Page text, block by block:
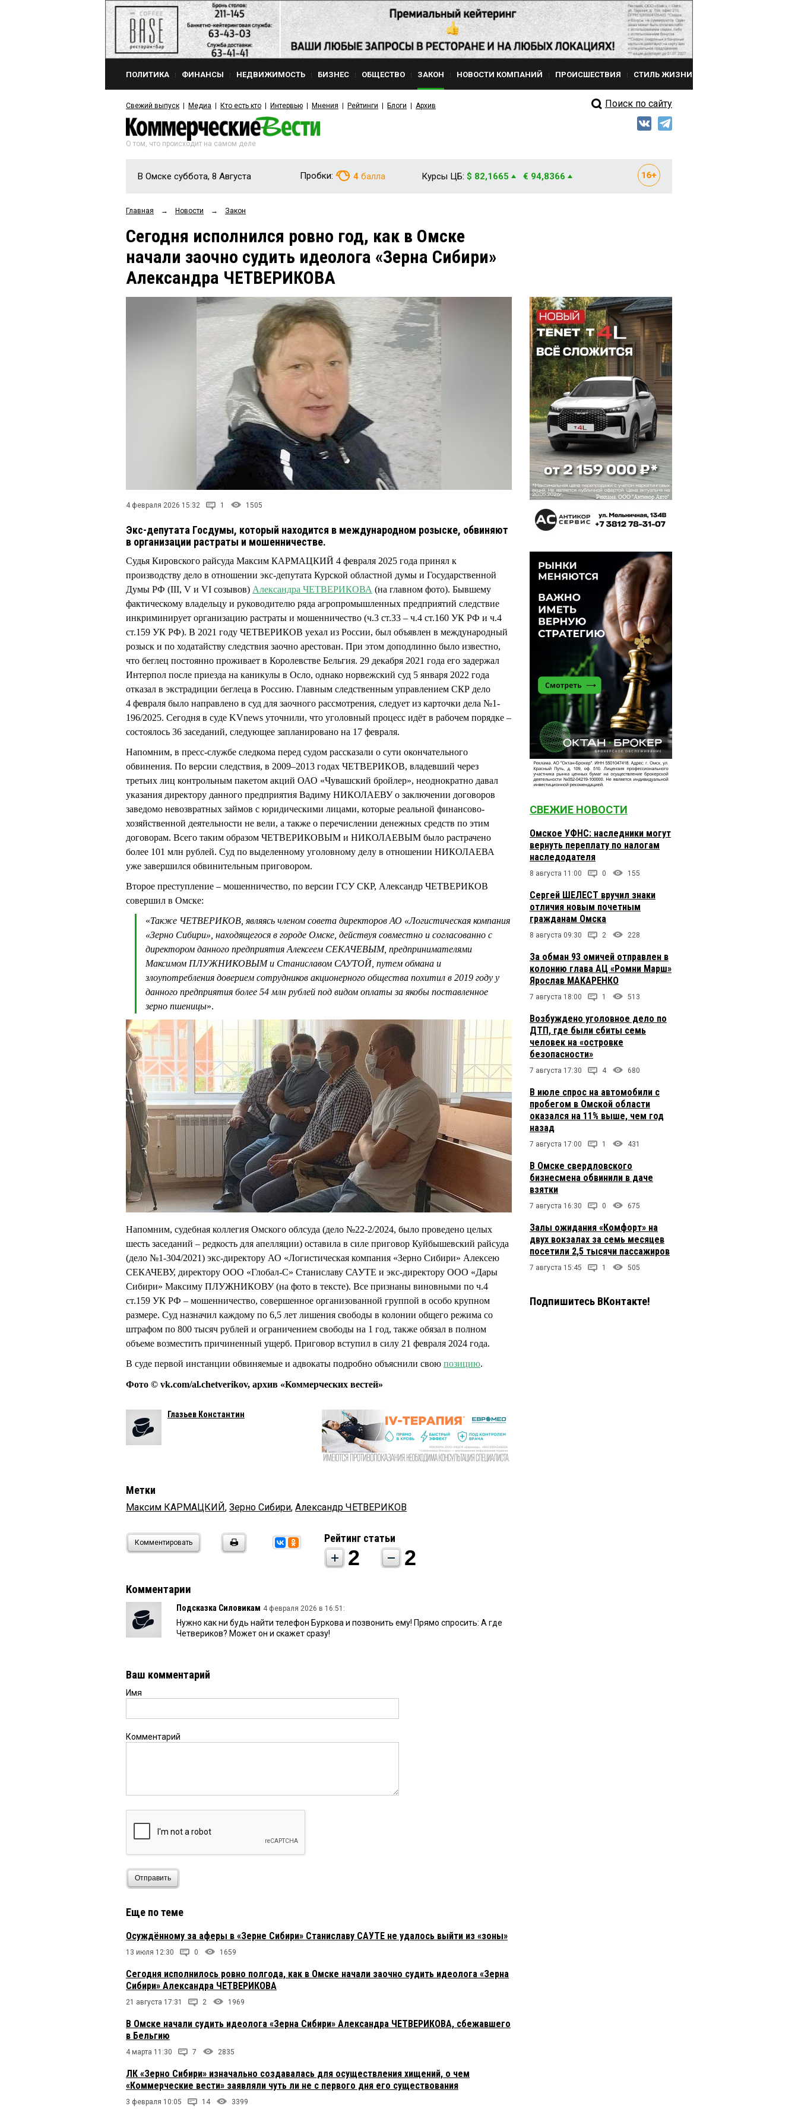
ПОЛИТИКА ФИНАНСЫ НЕДВИЖИМОСТЬ БИЗНЕС ОБЩЕСТВО ЗАКОН НОВОСТИ КОМПАНИЙ ПРОИСШЕСТВИЯ СТИЛЬ ЖИЗНИ
Свежий выпуск Медиа Кто есть кто Интервью Мнения Рейтинги Блоги Архив Поиск по сайту
О том, что происходит на самом деле
В Омске суббота, 8 Августа Пробки: 4 балла Курсы ЦБ: $ 82,1665 € 94,8366
Главная → Новости → Закон
Сегодня исполнился ровно год, как в Омске
начали заочно судить идеолога «Зерна Сибири»
Александра ЧЕТВЕРИКОВА
4 февраля 2026 15:32 1 1505
Экс-депутата Госдумы, который находится в международном розыске, обвиняют
в организации растраты и мошенничестве.
Судья Кировского райсуда Максим КАРМАЦКИЙ 4 февраля 2025 года принял к
производству дело в отношении экс-депутата Курской областной думы и Государственной
Думы РФ (III, V и VI созывов) Александра ЧЕТВЕРИКОВА (на главном фото). Бывшему
фактическому владельцу и руководителю ряда агропромышленных предприятий следствие
инкриминирует организацию растраты и мошенничество (ч.3 ст.33 – ч.4 ст.160 УК РФ и ч.4
ст.159 УК РФ). В 2021 году ЧЕТВЕРИКОВ уехал из России, был объявлен в международный
розыск и по ходатайству следствия заочно арестован. При этом доподлинно было известно,
что беглец постоянно проживает в Королевстве Бельгия. 29 декабря 2021 года его задержал
Интерпол после приезда на каникулы в Осло, однако норвежский суд 5 января 2022 года
отказал в экстрадиции беглеца в Россию. Главным следственным управлением СКР дело
4 февраля было направлено в суд для заочного рассмотрения, следует из карточки дела №1-
196/2025. Сегодня в суде KVnews уточнили, что уголовный процесс идёт в рабочем порядке –
состоялось 36 заседаний, следующее запланировано на 17 февраля.
Напомним, в пресс-службе следкома перед судом рассказали о сути окончательного
обвинения. По версии следствия, в 2009–2013 годах ЧЕТВЕРИКОВ, владевший через
третьих лиц контрольным пакетом акций ОАО «Чувашский бройлер», неоднократно давал
указания директору данного предприятия Вадиму НИКОЛАЕВУ о заключении договоров
заведомо невозвратных займов с юридическими лицами, которые реальной финансово-
хозяйственной деятельности не вели, а также о перечислении денежных средств по этим
договорам. Всего таким образом ЧЕТВЕРИКОВЫМ и НИКОЛАЕВЫМ было растрачено
более 101 млн рублей. Суд по выделенному уголовному делу в отношении НИКОЛАЕВА
уже завершился обвинительным приговором.
Второе преступление – мошенничество, по версии ГСУ СКР, Александр ЧЕТВЕРИКОВ
совершил в Омске:
«Также ЧЕТВЕРИКОВ, являясь членом совета директоров АО «Логистическая компания
«Зерно Сибири», находящегося в городе Омске, действуя совместно и согласованно с
директором данного предприятия Алексеем СЕКАЧЕВЫМ, предпринимателями
Максимом ПЛУЖНИКОВЫМ и Станиславом САУТОЙ, путем обмана и
злоупотребления доверием сотрудников акционерного общества похитил в 2019 году у
данного предприятия более 54 млн рублей под видом оплаты за якобы поставленное
зерно пшеницы».
Напомним, судебная коллегия Омского облсуда (дело №22-2/2024, было проведено целых
шесть заседаний – редкость для апелляции) оставила в силе приговор Куйбышевский райсуда
(дело №1-304/2021) экс-директору АО «Логистическая компания «Зерно Сибири» Алексею
СЕКАЧЕВУ, директору ООО «Глобал-С» Станиславу САУТЕ и экс-директору ООО «Дары
Сибири» Максиму ПЛУЖНИКОВУ (на фото в тексте). Все признаны виновными по ч.4
ст.159 УК РФ – мошенничество, совершенное организованной группой в особо крупном
размере. Суд назначил каждому по 6,5 лет лишения свободы в колонии общего режима со
штрафом по 800 тысяч рублей и ограничением свободы на 1 год, также обязал в полном
объеме возместить причиненный ущерб. Приговор вступил в силу 21 февраля 2024 года.
В суде первой инстанции обвиняемые и адвокаты подробно объяснили свою позицию.
Фото © vk.com/al.chetverikov, архив «Коммерческих вестей»
Глазьев Константин
Метки
Максим КАРМАЦКИЙ, Зерно Сибири, Александр ЧЕТВЕРИКОВ
Комментировать Рейтинг статьи
2 2
Комментарии
Подсказка Силовикам 4 февраля 2026 в 16:51:
Нужно как ни будь найти телефон Буркова и позвонить ему! Прямо спросить: А где
Четвериков? Может он и скажет сразу!
Ваш комментарий
Имя
Комментарий
Отправить
Еще по теме
Осуждённому за аферы в «Зерне Сибири» Станиславу САУТЕ не удалось выйти из «зоны»
13 июля 12:30 0 1659
Сегодня исполнилось ровно полгода, как в Омске начали заочно судить идеолога «Зерна
Сибири» Александра ЧЕТВЕРИКОВА
21 августа 17:31 2 1969
В Омске начали судить идеолога «Зерна Сибири» Александра ЧЕТВЕРИКОВА, сбежавшего
в Бельгию
4 марта 11:30 7 2835
ЛК «Зерно Сибири» изначально создавалась для осуществления хищений, о чем
«Коммерческие вести» заявляли чуть ли не с первого дня его существования
3 февраля 10:05 14 3399
СВЕЖИЕ НОВОСТИ
Омское УФНС: наследники могут
вернуть переплату по налогам
наследодателя
8 августа 11:00 0 155
Сергей ШЕЛЕСТ вручил знаки
отличия новым почетным
гражданам Омска
8 августа 09:30 2 228
За обман 93 омичей отправлен в
колонию глава АЦ «Ромни Марш»
Ярослав МАКАРЕНКО
7 августа 18:00 1 513
Возбуждено уголовное дело по
ДТП, где были сбиты семь
человек на «островке
безопасности»
7 августа 17:30 4 680
В июле спрос на автомобили с
пробегом в Омской области
оказался на 11% выше, чем год
назад
7 августа 17:00 1 431
В Омске свердловского
бизнесмена обвинили в даче
взятки
7 августа 16:30 0 675
Залы ожидания «Комфорт» на
двух вокзалах за семь месяцев
посетили 2,5 тысячи пассажиров
7 августа 15:45 1 505
Подпишитесь ВКонтакте!